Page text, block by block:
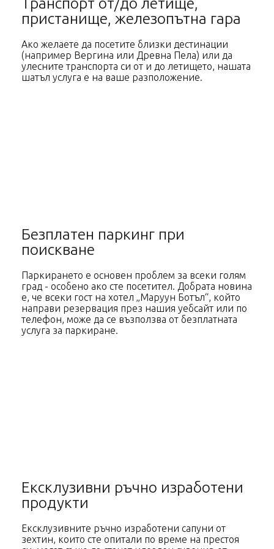
пристанище, железопътна гара
Ако желаете да посетите близки дестинации
(например Вергина или Древна Пела) или да
улесните транспорта си от и до летището, нашата
шатъл услуга е на ваше разположение.
Безплатен паркинг при
поискване
Паркирането е основен проблем за всеки голям
град - особено ако сте посетител. Добрата новина
е, че всеки гост на хотел „Маруун Ботъл“, който
направи резервация през нашия уебсайт или по
телефон, може да се възползва от безплатната
услуга за паркиране.
Ексклузивни ръчно изработени
продукти
Ексклузивните ръчно изработени сапуни от
зехтин, които сте опитали по време на престоя